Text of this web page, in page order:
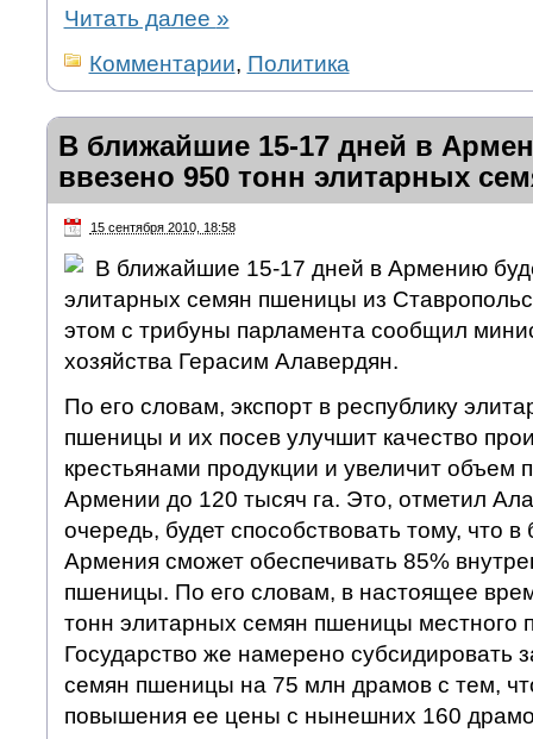
Читать далее »
Комментарии, Политика
В ближайшие 15-17 дней в
ввезено 950 тонн элитарных
15 сентября 2010, 18:58
В ближайшие 15-17 дней в Армению
элитарных семян пшеницы из
этом с трибуны парламента сообщил
хозяйства Герасим Алавердян.
По его словам, экспорт в республику
пшеницы и их посев улучшит качество
крестьянами продукции и увеличит объем
Армении до 120 тысяч га. Это, отметил
очередь, будет способствовать тому, что
Армения сможет обеспечивать 85%
пшеницы. По его словам, в настоящее
тонн элитарных семян пшеницы местного
Государство же намерено субсидировать
семян пшеницы на 75 млн драмов с тем,
повышения ее цены с нынешних 160